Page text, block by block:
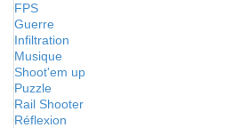
FPS
Guerre
Infiltration
Musique
Shoot'em up
Puzzle
Rail Shooter
Réflexion